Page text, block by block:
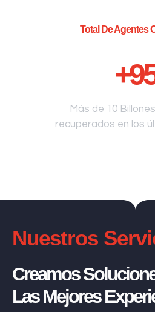
Total De Agentes
+
Más de 10
recuperados en los
Nuestros
Creamos
Las Mejores